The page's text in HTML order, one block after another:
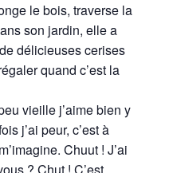
le bois, traverse la
son jardin, elle a
délicieuses cerises
quand c’est la
vieille j’aime bien y
j’ai peur, c’est à
Chuut ! J’ai